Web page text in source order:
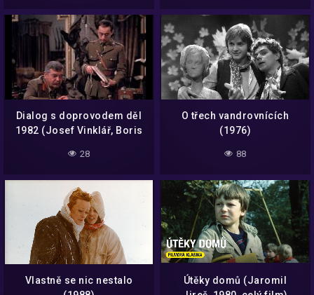
Dialog s doprovodem děl
1982 (Josef Vinklář, Boris
28
O třech vandrovnících
(1976)
88
Vlastně se nic nestalo
Útěky domů (Jaromil